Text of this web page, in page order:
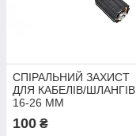
СПІРАЛЬНИЙ ЗАХИСТ
ДЛЯ КАБЕЛІВ/ШЛАНГІВ
16-26 ММ
100 ₴